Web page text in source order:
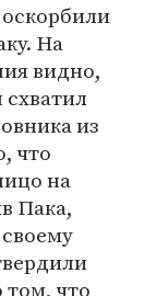
На
видно,
из
что
на
Пака,
что